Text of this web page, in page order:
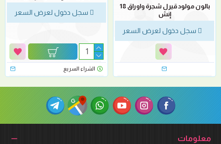
بالون مولود قيرل شجرة واوراق 18
إنش
سجل دخول لعرض السعر
سجل دخول لعرض السعر
الشراء السريع
معلومات